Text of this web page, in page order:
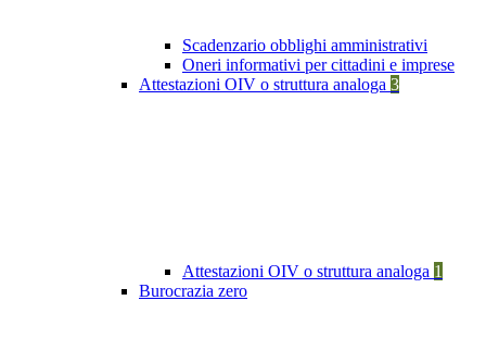
Scadenzario obblighi amministrativi
Oneri informativi per cittadini e imprese
Attestazioni OIV o struttura analoga 3
Attestazioni OIV o struttura analoga 1
Burocrazia zero